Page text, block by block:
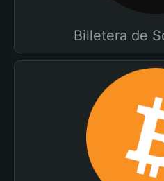
Billetera de